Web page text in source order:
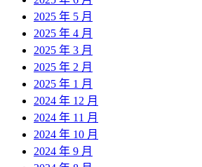
2025 年 5 月
2025 年 4 月
2025 年 3 月
2025 年 2 月
2025 年 1 月
2024 年 12 月
2024 年 11 月
2024 年 10 月
2024 年 9 月